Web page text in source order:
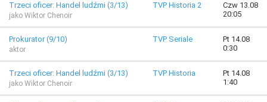
Trzeci oficer: Handel ludźmi (3/13)
jako Wiktor Chenoir
TVP Historia 2
Czw 13.08
20:05
Prokurator (9/10)
aktor
TVP Seriale
Pt 14.08
0:30
Trzeci oficer: Handel ludźmi (3/13)
jako Wiktor Chenoir
TVP Historia
Pt 14.08
1:40